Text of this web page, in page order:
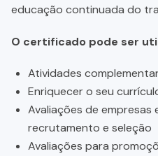
educação continuada do
O certificado pode ser
Atividades
Enriquecer o seu
Avaliações de empresas
recrutamento e seleção
Avaliações para